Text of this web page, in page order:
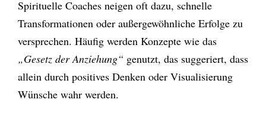
Spirituelle Coaches neigen oft dazu, schnelle
Transformationen oder außergewöhnliche Erfolge zu
versprechen. Häufig werden Konzepte wie das
„Gesetz der Anziehung“ genutzt, das suggeriert, dass
allein durch positives Denken oder Visualisierung
Wünsche wahr werden.